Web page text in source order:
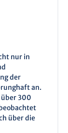
nur in
der
an.
über 300
über die